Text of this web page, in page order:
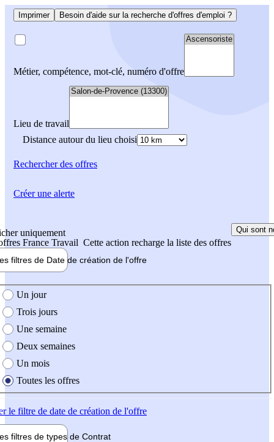
Imprimer Besoin d'aide sur la recherche d'offres d'emploi ?
Métier, compétence, mot-clé, numéro d'offre
Lieu de travail
Distance autour du lieu choisi
Rechercherdes offres
uniquement
France Travail Cette action recharge la liste des offres
Qui sont
filtres de Date de création de l'offre
création de l'offre
Un jour
Trois jours
Une semaine
Deux semaines
Un mois
Toutes les offres
le filtre de date de création de l'offre
filtres de types de Contrat
Créer une alerte